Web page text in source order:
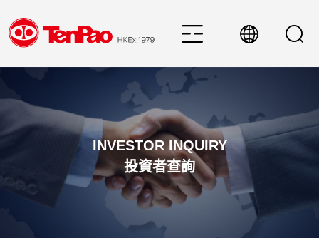
INVESTOR INQUIRY
投資者查詢